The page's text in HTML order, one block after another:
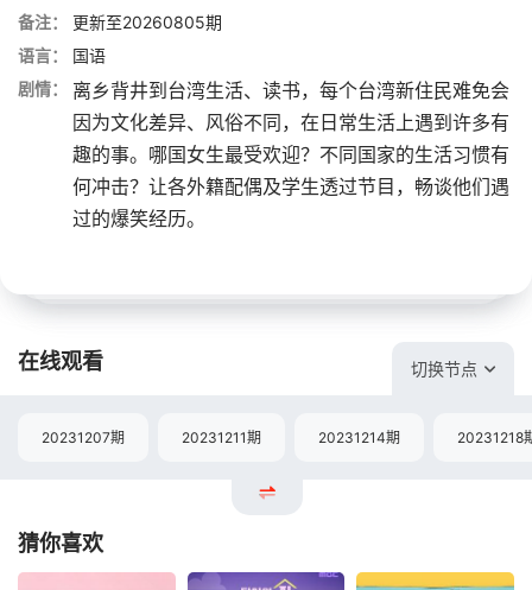
备注：
更新至20260805期
语言：
国语
剧情：
离乡背井到台湾生活、读书，每个台湾新住民难免会
因为文化差异、风俗不同，在日常生活上遇到许多有
趣的事。哪国女生最受欢迎？不同国家的生活习惯有
何冲击？让各外籍配偶及学生透过节目，畅谈他们遇
过的爆笑经历。
在线观看 切换节点
20231207期 20231211期 20231214期 20231218
猜你喜欢